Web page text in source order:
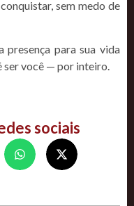
sem medo de
presença para sua vida
ser você — por inteiro.
sociais